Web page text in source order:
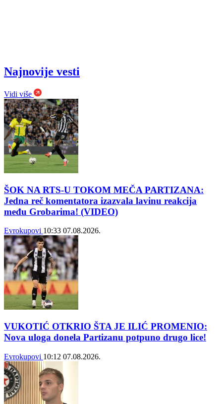
Najnovije vesti
Vidi više
ŠOK NA RTS-U TOKOM MEČA PARTIZANA:
Jedna reč komentatora izazvala lavinu reakcija
među Grobarima! (VIDEO)
Evrokupovi 10:33 07.08.2026.
VUKOTIĆ OTKRIO ŠTA JE ILIĆ PROMENIO:
Nova uloga donela Partizanu potpuno drugo lice!
Evrokupovi 10:12 07.08.2026.